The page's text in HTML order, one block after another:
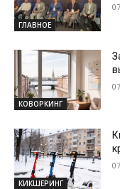
ГЛАВНОЕ
КОВОРКИНГ
КИКШЕРИНГ